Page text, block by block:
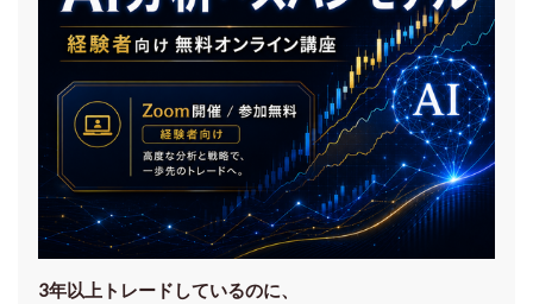
3年以上トレードしているのに、